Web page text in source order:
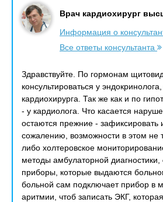
Врач кардиохирург
Информация о
Все ответы консультанта
Здравствуйте. По гормонам
консультироваться у
кардиохирурга. Так же как и по
- у кардиолога. Что касается
остаются прежние - зафиксировать
сожалению, возможности в этом не
либо холтеровское
методы амбулаторной диагностики,
приборы, которые выдаются
больной сам подключает прибор в
аритмии, чтоб записать ЭКГ,